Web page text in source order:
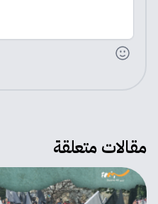
مقالات متعلقة